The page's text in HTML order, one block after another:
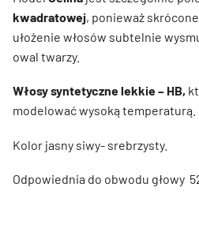
kwadratowej, ponieważ
ułożenie włosów subtelnie
owal twarzy.
Włosy syntetyczne lekkie – HB,
modelować wysoką temperaturą.
Kolor jasny siwy- srebrzysty.
Odpowiednia do obwodu głowy